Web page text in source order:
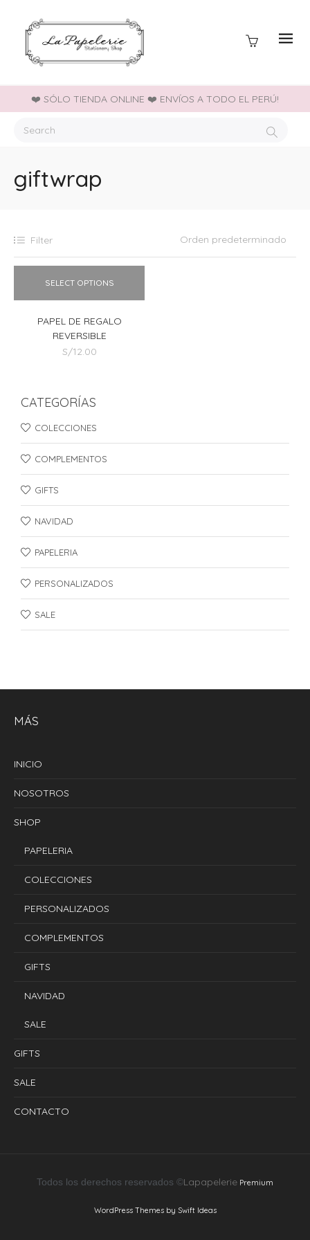
❤️ SÓLO TIENDA ONLINE ❤️ ENVÍOS A TODO EL PERÚ!
giftwrap
Filter
SELECT OPTIONS
PAPEL DE REGALO
REVERSIBLE
S/12.00
CATEGORÍAS
COLECCIONES
COMPLEMENTOS
GIFTS
NAVIDAD
PAPELERIA
PERSONALIZADOS
SALE
MÁS
INICIO
NOSOTROS
SHOP
PAPELERIA
COLECCIONES
PERSONALIZADOS
COMPLEMENTOS
GIFTS
NAVIDAD
SALE
GIFTS
SALE
CONTACTO
Todos los derechos reservados ©Lapapelerie Premium
WordPress Themes by Swift Ideas